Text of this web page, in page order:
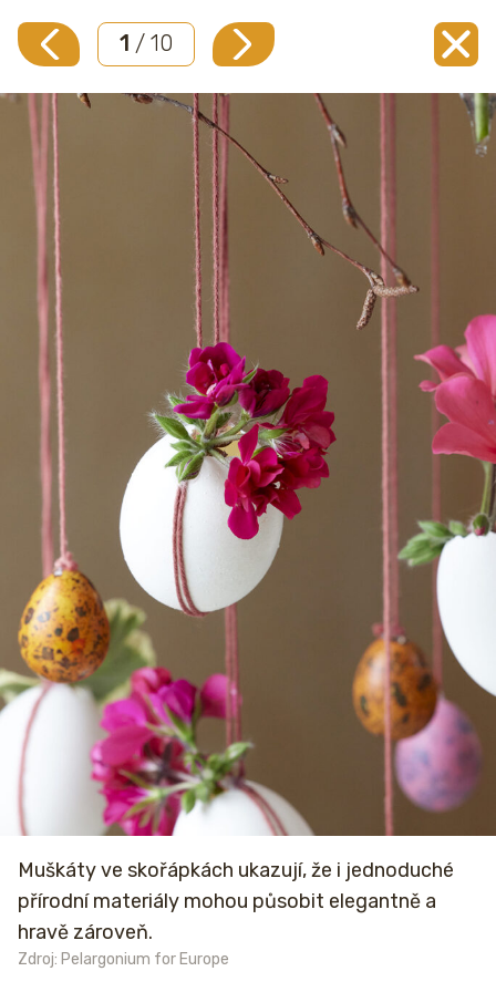
1 / 10
Muškáty ve skořápkách ukazují, že i jednoduché
přírodní materiály mohou působit elegantně a
hravě zároveň.
Zdroj: Pelargonium for Europe